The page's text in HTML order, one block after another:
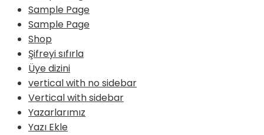
Sample Page
Sample Page
Shop
Şifreyi sıfırla
Üye dizini
vertical with no sidebar
Vertical with sidebar
Yazarlarımız
Yazı Ekle